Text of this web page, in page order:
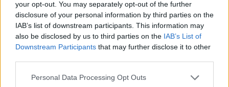
your opt-out. You may separately opt-out of the further
disclosure of your personal information by third parties on the
IAB’s list of downstream participants. This information may
also be disclosed by us to third parties on the IAB’s List of
Downstream Participants that may further disclose it to other
Please note that this website/app uses one or more Google
Personal Data Processing Opt Outs
számos külföldi társulat - a braziltól az
oroszig - produkciója is szerepel, köztük a
Rómeó és Júlia modern, a mai Irakba
helyezett változata. Az előadásokat